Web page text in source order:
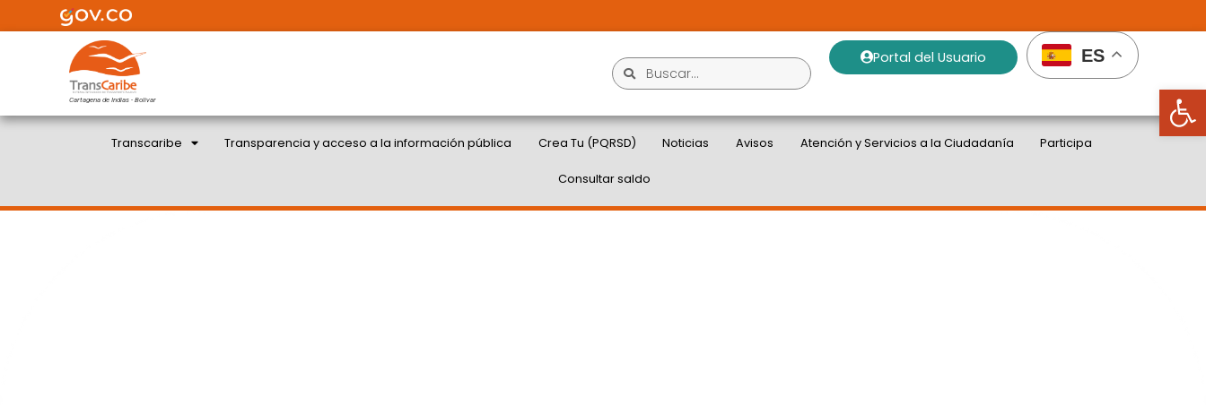
Abrir
Cartagena de Indias - Bolivar
Portal del Usuario ES
Transcaribe Transparencia y acceso a la información pública Crea Tu (PQRSD) Noticias Avisos Atención y Servicios a la Ciudadanía Participa
Consultar saldo